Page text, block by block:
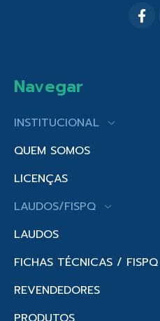
Navegar
INSTITUCIONAL
QUEM SOMOS
LICENÇAS
LAUDOS/FISPQ
LAUDOS
FICHAS TÉCNICAS / FISPQ
REVENDEDORES